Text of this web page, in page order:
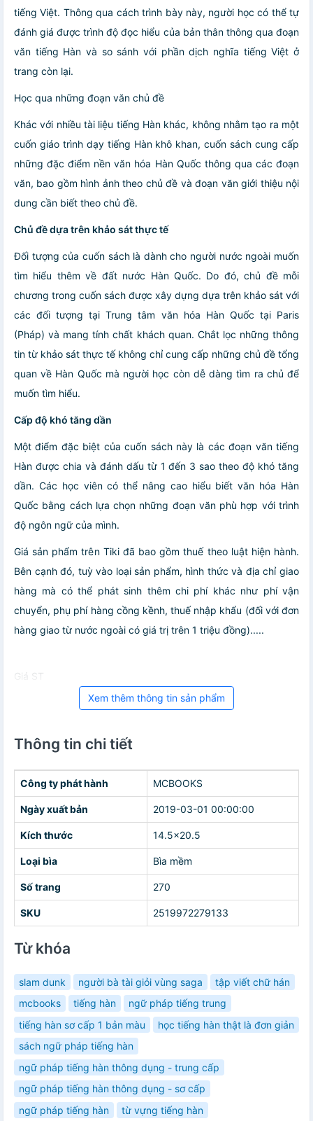
tiếng Việt. Thông qua cách trình bày này, người học có thể tự
đánh giá được trình độ đọc hiểu của bản thân thông qua đoạn
văn tiếng Hàn và so sánh với phần dịch nghĩa tiếng Việt ở
trang còn lại.
Học qua những đoạn văn chủ đề
Khác với nhiều tài liệu tiếng Hàn khác, không nhằm tạo ra một
cuốn giáo trình dạy tiếng Hàn khô khan, cuốn sách cung cấp
những đặc điểm nền văn hóa Hàn Quốc thông qua các đoạn
văn, bao gồm hình ảnh theo chủ đề và đoạn văn giới thiệu nội
dung cần biết theo chủ đề.
Chủ đề dựa trên khảo sát thực tế
Đối tượng của cuốn sách là dành cho người nước ngoài muốn
tìm hiểu thêm về đất nước Hàn Quốc. Do đó, chủ đề mỗi
chương trong cuốn sách được xây dựng dựa trên khảo sát với
các đối tượng tại Trung tâm văn hóa Hàn Quốc tại Paris
(Pháp) và mang tính chất khách quan. Chắt lọc những thông
tin từ khảo sát thực tế không chỉ cung cấp những chủ đề tổng
quan về Hàn Quốc mà người học còn dễ dàng tìm ra chủ để
muốn tìm hiểu.
Cấp độ khó tăng dần
Một điểm đặc biệt của cuốn sách này là các đoạn văn tiếng
Hàn được chia và đánh dấu từ 1 đến 3 sao theo độ khó tăng
dần. Các học viên có thể nâng cao hiểu biết văn hóa Hàn
Quốc bằng cách lựa chọn những đoạn văn phù hợp với trình
độ ngôn ngữ của mình.
Giá sản phẩm trên Tiki đã bao gồm thuế theo luật hiện hành.
Bên cạnh đó, tuỳ vào loại sản phẩm, hình thức và địa chỉ giao
hàng mà có thể phát sinh thêm chi phí khác như phí vận
chuyển, phụ phí hàng cồng kềnh, thuế nhập khẩu (đối với đơn
hàng giao từ nước ngoài có giá trị trên 1 triệu đồng).....
Giá ST
Xem thêm thông tin sản phẩm
Thông tin chi tiết
Công ty phát hành MCBOOKS
Ngày xuất bản 2019-03-01 00:00:00
Kích thước 14.5x20.5
Loại bìa Bìa mềm
Số trang 270
SKU 2519972279133
Từ khóa
slam dunk người bà tài giỏi vùng saga
tập viết chữ hán
mcbooks
tiếng hàn
ngữ pháp tiếng trung
tiếng hàn sơ cấp 1 bản màu
học tiếng hàn thật là đơn giản
sách ngữ pháp tiếng hàn
ngữ pháp tiếng hàn thông dụng - trung cấp
ngữ pháp tiếng hàn thông dụng - sơ cấp
ngữ pháp tiếng hàn
từ vựng tiếng hàn